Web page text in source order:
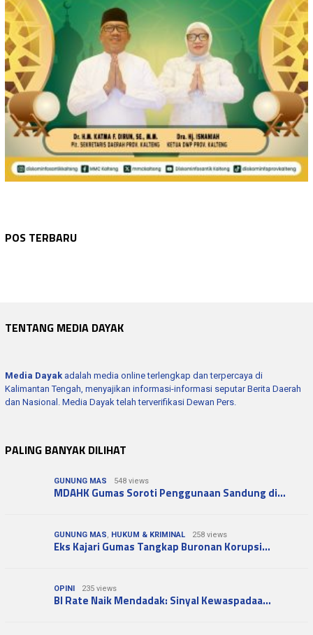
POS TERBARU
Bhabinkamtibmas Sambang Dan Sosialisasi …
Polres Seruyan Edukasi Pelajar SMKN 1 Ku…
WARTA KEPOLISIAN
Polres Seruyan Intensifkan Patroli Dialo…
WARTA KEPOLISIAN
WARTA KEPOLISIAN
TENTANG MEDIA DAYAK
Media Dayak adalah media online terlengkap dan terpercaya di
Kalimantan Tengah, menyajikan informasi-informasi seputar Berita Daerah
dan Nasional. Media Dayak telah terverifikasi Dewan Pers.
PALING BANYAK DILIHAT
GUNUNG MAS 548 views
MDAHK Gumas Soroti Penggunaan Sandung di…
GUNUNG MAS, HUKUM & KRIMINAL 258 views
Eks Kajari Gumas Tangkap Buronan Korupsi…
OPINI 235 views
BI Rate Naik Mendadak: Sinyal Kewaspadaa…